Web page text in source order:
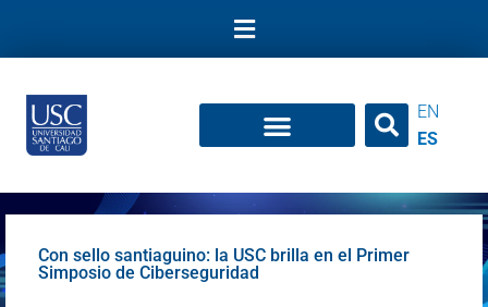
EN
ES
Con sello santiaguino: la USC brilla en el Primer
Simposio de Ciberseguridad